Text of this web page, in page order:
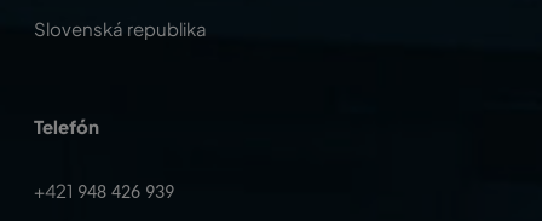
Slovenská republika
Telefón
+421 948 426 939